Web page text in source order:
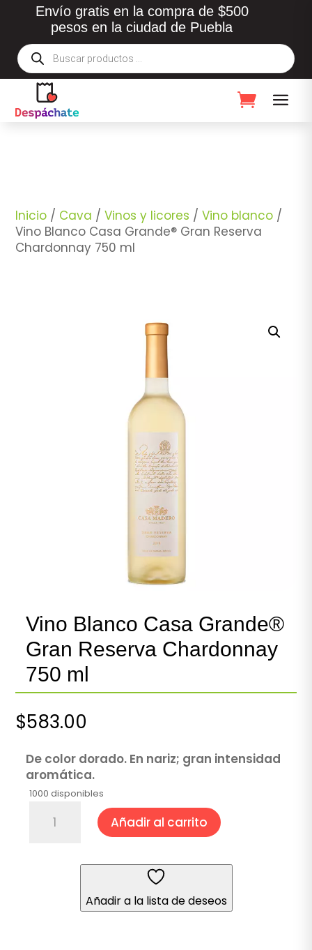
Envío gratis en la compra de $500
pesos en la ciudad de Puebla
Búsqueda
de
productos
Inicio / Cava /Vinos y licores /Vino blanco /
Vino Blanco Casa Grande® Gran Reserva
Chardonnay 750 ml
Vino Blanco Casa Grande®
Gran Reserva Chardonnay
750 ml
$583.00
De color dorado. En nariz; gran intensidad
aromática.
1000 disponibles
Blanco
Chardonnay
Añadir al carrito
Añadir a la lista de deseos